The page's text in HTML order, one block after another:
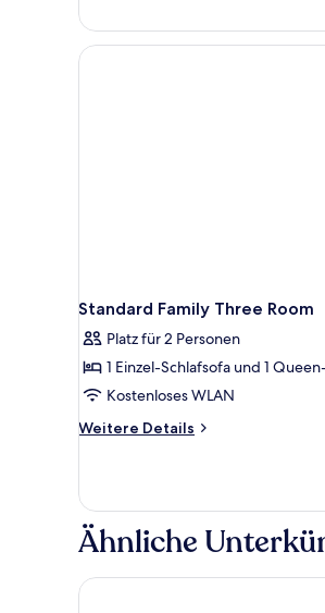
Standard Family Three Room
Platz für 2 Personen
1 Einzel-Schlafsofa und 1
Kostenloses WLAN
Weitere Details
Weitere
Family
Three
Room
Ähnliche
Hampton by Hilton Frankfurt